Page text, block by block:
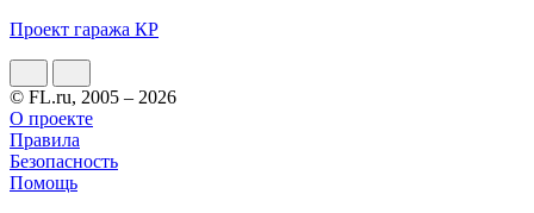
Проект гаража КР
© FL.ru, 2005 – 2026
О проекте
Правила
Безопасность
Помощь